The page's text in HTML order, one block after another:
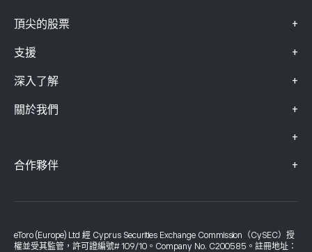
頂尖的股票 +
支援 +
深入了解 +
關於我們 +
+
合作夥伴 +
eToro (Europe) Ltd 經 Cyprus Securities Exchange Commission（CySEC）授
權並受其監管，許可證編號# 109/10。Company No. C200585。註冊地址：